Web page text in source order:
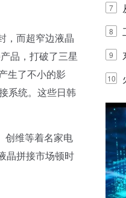
，而超窄边液晶
品，打破了三星
生了不小的影
系统。这些日韩
维等着名家电
晶拼接市场顿时
7
8
9
10